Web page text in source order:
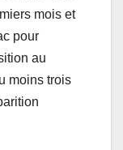
mois et
pour
au
moins trois